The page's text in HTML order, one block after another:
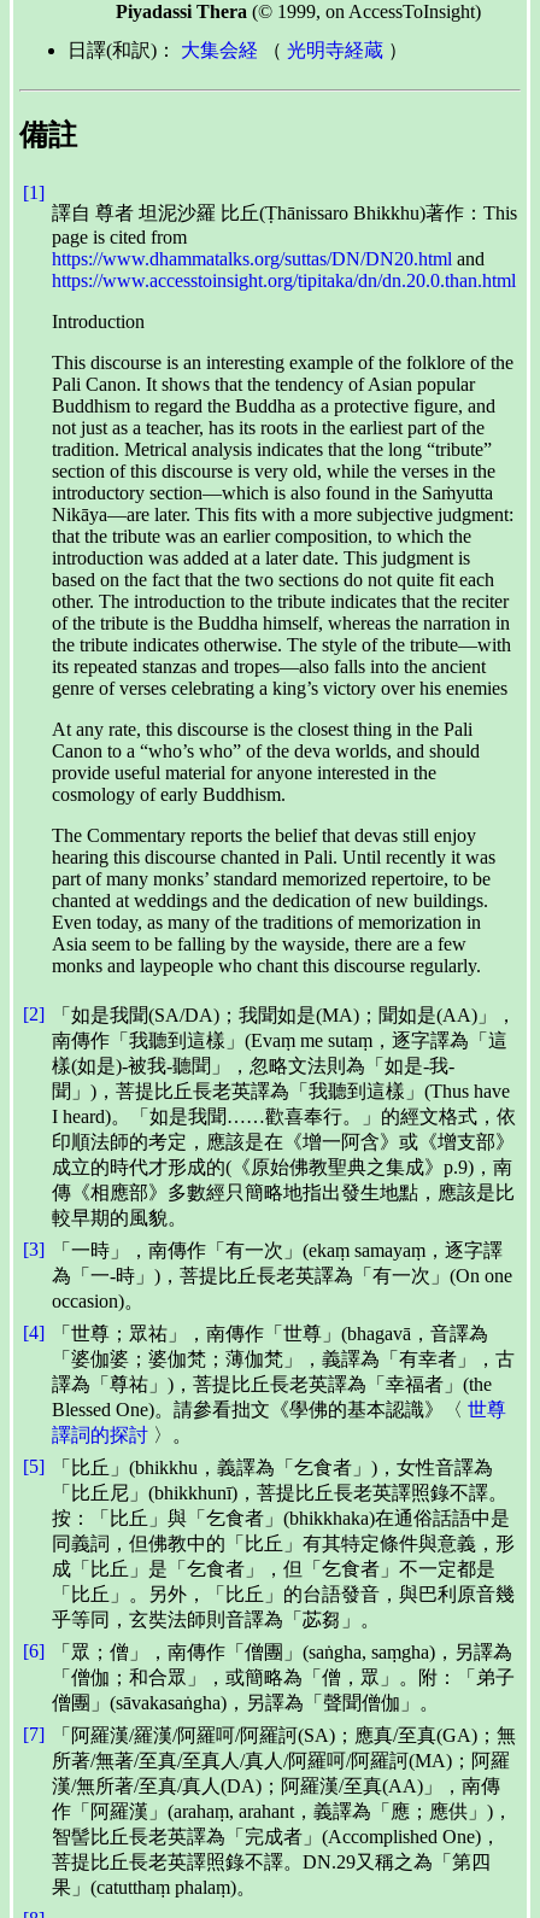
Piyadassi Thera (© 1999, on AccessToInsight)
日譯(和訳)： 大集会経 （ 光明寺経蔵 ）
備註
[1]
譯自 尊者 坦泥沙羅 比丘(Ṭhānissaro Bhikkhu)著作：This
page is cited from
https://www.dhammatalks.org/suttas/DN/DN20.html and
https://www.accesstoinsight.org/tipitaka/dn/dn.20.0.than.html
Introduction
This discourse is an interesting example of the folklore of the
Pali Canon. It shows that the tendency of Asian popular
Buddhism to regard the Buddha as a protective figure, and
not just as a teacher, has its roots in the earliest part of the
tradition. Metrical analysis indicates that the long “tribute”
section of this discourse is very old, while the verses in the
introductory section—which is also found in the Saṁyutta
Nikāya—are later. This fits with a more subjective judgment:
that the tribute was an earlier composition, to which the
introduction was added at a later date. This judgment is
based on the fact that the two sections do not quite fit each
other. The introduction to the tribute indicates that the reciter
of the tribute is the Buddha himself, whereas the narration in
the tribute indicates otherwise. The style of the tribute—with
its repeated stanzas and tropes—also falls into the ancient
genre of verses celebrating a king’s victory over his enemies
At any rate, this discourse is the closest thing in the Pali
Canon to a “who’s who” of the deva worlds, and should
provide useful material for anyone interested in the
cosmology of early Buddhism.
The Commentary reports the belief that devas still enjoy
hearing this discourse chanted in Pali. Until recently it was
part of many monks’ standard memorized repertoire, to be
chanted at weddings and the dedication of new buildings.
Even today, as many of the traditions of memorization in
Asia seem to be falling by the wayside, there are a few
monks and laypeople who chant this discourse regularly.
[2]
「如是我聞(SA/DA)；我聞如是(MA)；聞如是(AA)」，
南傳作「我聽到這樣」(Evaṃ me sutaṃ，逐字譯為「這
樣(如是)-被我-聽聞」，忽略文法則為「如是-我-
聞」)，菩提比丘長老英譯為「我聽到這樣」(Thus have
I heard)。「如是我聞……歡喜奉行。」的經文格式，依
印順法師的考定，應該是在《增一阿含》或《增支部》
成立的時代才形成的(《原始佛教聖典之集成》p.9)，南
傳《相應部》多數經只簡略地指出發生地點，應該是比
較早期的風貌。
[3]
「一時」，南傳作「有一次」(ekaṃ samayaṃ，逐字譯
為「一-時」)，菩提比丘長老英譯為「有一次」(On one
occasion)。
[4]
「世尊；眾祐」，南傳作「世尊」(bhagavā，音譯為
「婆伽婆；婆伽梵；薄伽梵」，義譯為「有幸者」，古
譯為「尊祐」)，菩提比丘長老英譯為「幸福者」(the
Blessed One)。請參看拙文《學佛的基本認識》〈 世尊
譯詞的探討 〉。
[5]
「比丘」(bhikkhu，義譯為「乞食者」)，女性音譯為
「比丘尼」(bhikkhunī)，菩提比丘長老英譯照錄不譯。
按：「比丘」與「乞食者」(bhikkhaka)在通俗話語中是
同義詞，但佛教中的「比丘」有其特定條件與意義，形
成「比丘」是「乞食者」，但「乞食者」不一定都是
「比丘」。另外，「比丘」的台語發音，與巴利原音幾
乎等同，玄奘法師則音譯為「苾芻」。
[6]
「眾；僧」，南傳作「僧團」(saṅgha, saṃgha)，另譯為
「僧伽；和合眾」，或簡略為「僧，眾」。附：「弟子
僧團」(sāvakasaṅgha)，另譯為「聲聞僧伽」。
[7]
「阿羅漢/羅漢/阿羅呵/阿羅訶(SA)；應真/至真(GA)；無
所著/無著/至真/至真人/真人/阿羅呵/阿羅訶(MA)；阿羅
漢/無所著/至真/真人(DA)；阿羅漢/至真(AA)」，南傳
作「阿羅漢」(arahaṃ, arahant，義譯為「應；應供」)，
智髻比丘長老英譯為「完成者」(Accomplished One)，
菩提比丘長老英譯照錄不譯。DN.29又稱之為「第四
果」(catutthaṃ phalaṃ)。